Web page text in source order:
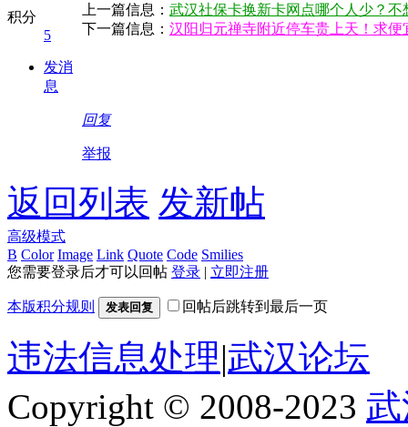
积分
5
发消
息
上一篇信息： 武汉社保卡换新卡网点哪个人少？不
下一篇信息： 汉阳归元禅寺附近停车贵上天！求便
回复
举报
返回列表 发新帖
高级模式
B Color Image Link Quote Code Smilies
您需要登录后才可以回帖 登录 | 立即注册
本版积分规则 发表回复 回帖后跳转到最后一页
违法信息处理|武汉论坛
Copyright © 2008-2023